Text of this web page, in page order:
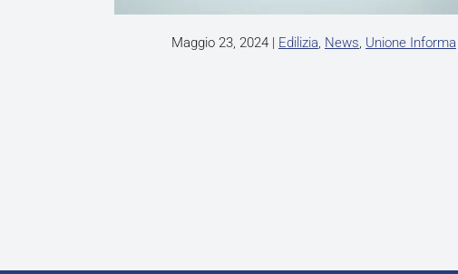
Maggio 23, 2024 | Edilizia, News, Unione Informa